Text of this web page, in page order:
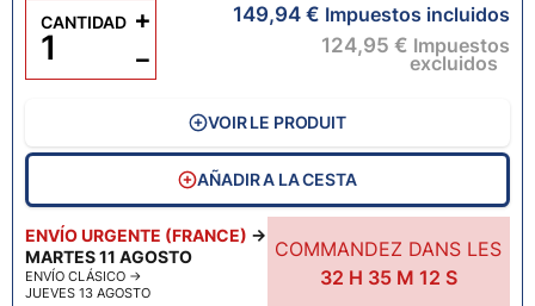
ENVÍO URGENTE (FRANCE) →
MARTES 11 AGOSTO
ENVÍO CLÁSICO →
JUEVES 13 AGOSTO
COMMANDEZ DANS LES
32 H 35 M11S
149,94 € Impuestos incluidos
124,95 € Impuestos
excluidos
CANTIDAD
−
+
VOIR LE PRODUIT
AÑADIR A LA CESTA